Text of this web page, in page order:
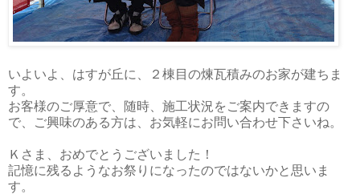
いよいよ、はすが丘に、２棟目の煉瓦積みのお家が建ちま
す。
お客様のご厚意で、随時、施工状況をご案内できますの
で、ご興味のある方は、お気軽にお問い合わせ下さいね。
Ｋさま、おめでとうございました！
記憶に残るようなお祭りになったのではないかと思いま
す。